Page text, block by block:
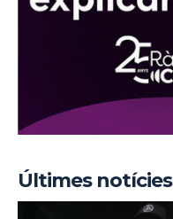
Últimes notícies